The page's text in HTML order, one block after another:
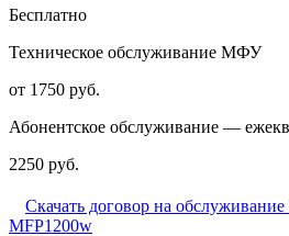
Бесплатно
Техническое обслуживание МФУ
от 1750 руб.
Абонентское обслуживание —
2250 руб.
Скачать договор на
MFP1200w